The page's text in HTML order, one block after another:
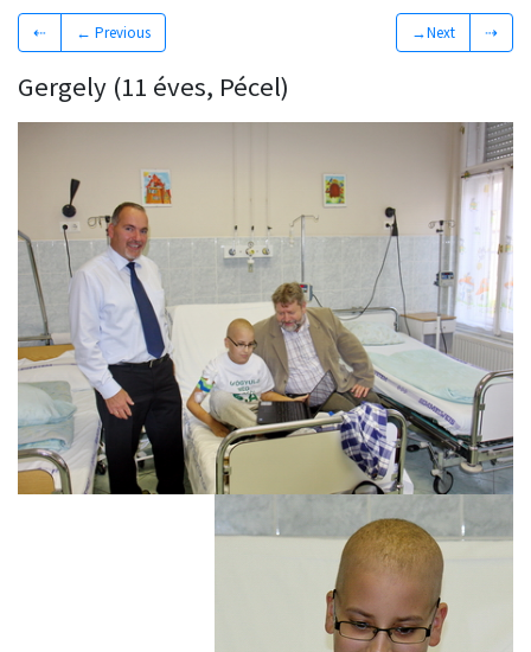
⇠ ← Previous →Next ⇢
Gergely (11 éves, Pécel)